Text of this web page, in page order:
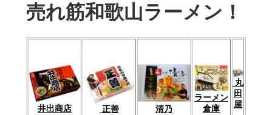
売れ筋和歌山ラーメン！
井出商店 正善 清乃
ラーメン
倉庫
丸
田
屋